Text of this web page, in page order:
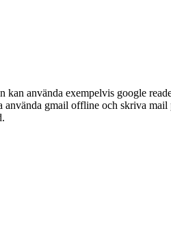
använda exempelvis google
gmail offline och skriva mail